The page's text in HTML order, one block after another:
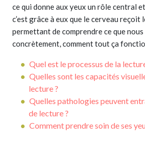
ce qui donne aux yeux un rôle central
c’est grâce à eux que le cerveau
permettant de comprendre ce que
concrètement, comment tout ça
Quel est le processus de la
Quelles sont les capacités
lecture ?
Quelles pathologies peuvent
de lecture ?
Comment prendre soin de ses